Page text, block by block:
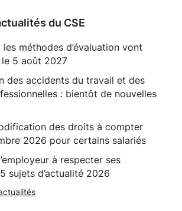
du CSE
les méthodes d’évaluation vont
le 5 août 2027
des accidents du travail et des
: bientôt de nouvelles
des droits à compter
2026 pour certains salariés
à respecter ses
sujets d’actualité 2026